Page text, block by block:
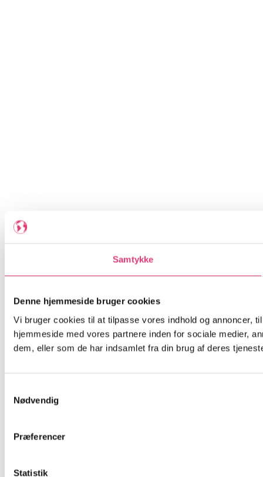
Samtykke
Denne hjemmeside bruger cookies
Vi bruger cookies til at tilpasse vores indhold og annoncer,
hjemmeside med vores partnere inden for sociale medier,
dem, eller som de har indsamlet fra din brug af deres
Nødvendig
Præferencer
Statistik